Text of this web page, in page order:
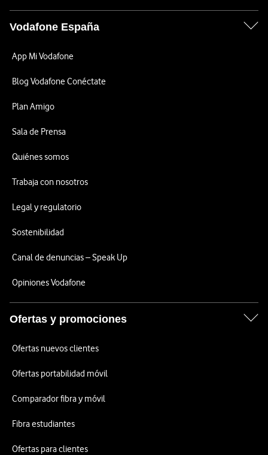
Vodafone España
App Mi Vodafone
Blog Vodafone Conéctate
Plan Amigo
Sala de Prensa
Quiénes somos
Trabaja con nosotros
Legal y regulatorio
Sostenibilidad
Canal de denuncias – Speak Up
Opiniones Vodafone
Ofertas y promociones
Ofertas nuevos clientes
Ofertas portabilidad móvil
Comparador fibra y móvil
Fibra estudiantes
Ofertas para clientes